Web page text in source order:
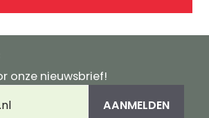
onze nieuwsbrief!
AANMELDEN